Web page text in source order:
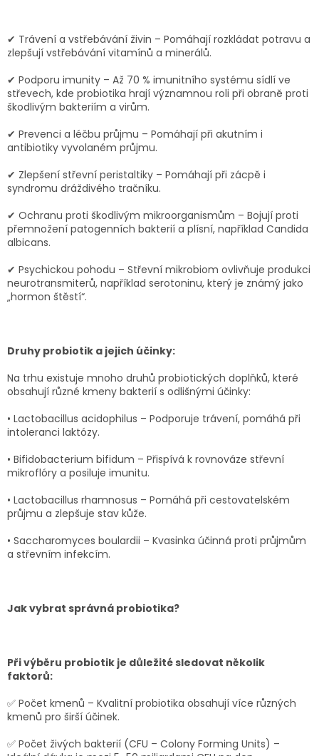
i
s
✔ Trávení a vstřebávání živin – Pomáhají rozkládat potravu a
zlepšují vstřebávání vitamínů a minerálů.
✔ Podporu imunity – Až 70 % imunitního systému sídlí ve
střevech, kde probiotika hrají významnou roli při obraně proti
škodlivým bakteriím a virům.
✔ Prevenci a léčbu průjmu – Pomáhají při akutním i
antibiotiky vyvolaném průjmu.
✔ Zlepšení střevní peristaltiky – Pomáhají při zácpě i
syndromu dráždivého tračníku.
✔ Ochranu proti škodlivým mikroorganismům – Bojují proti
přemnožení patogenních bakterií a plísní, například Candida
albicans.
✔ Psychickou pohodu – Střevní mikrobiom ovlivňuje produkci
neurotransmiterů, například serotoninu, který je známý jako
„hormon štěstí“.
Druhy probiotik a jejich účinky:
Na trhu existuje mnoho druhů probiotických doplňků, které
obsahují různé kmeny bakterií s odlišnými účinky:
• Lactobacillus acidophilus – Podporuje trávení, pomáhá při
intoleranci laktózy.
• Bifidobacterium bifidum – Přispívá k rovnováze střevní
mikroflóry a posiluje imunitu.
• Lactobacillus rhamnosus – Pomáhá při cestovatelském
průjmu a zlepšuje stav kůže.
• Saccharomyces boulardii – Kvasinka účinná proti průjmům
a střevním infekcím.
Jak vybrat správná probiotika?
Při výběru probiotik je důležité sledovat několik
faktorů:
✅ Počet kmenů – Kvalitní probiotika obsahují více různých
kmenů pro širší účinek.
✅ Počet živých bakterií (CFU – Colony Forming Units) –